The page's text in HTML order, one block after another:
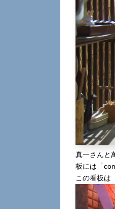
真一さんと
板には「
この看板は